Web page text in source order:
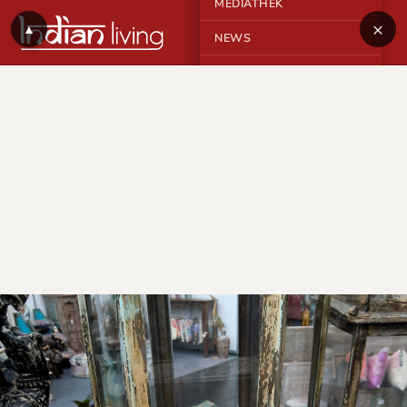
MEDIATHEK
NEWS ×
▲